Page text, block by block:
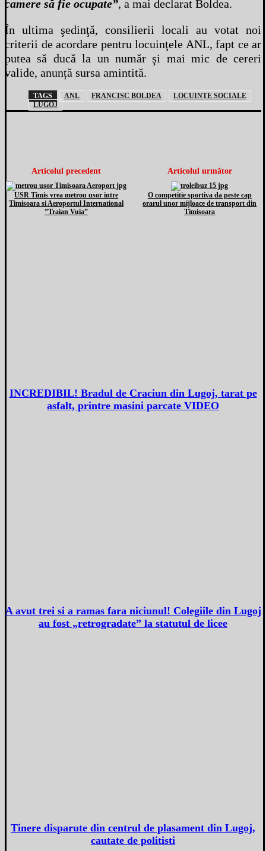
camere să fie ocupate”, a mai declarat Boldea.
În ultima şedinţă, consilierii locali au votat noi
criterii de acordare pentru locuinţele ANL, fapt ce ar
putea să ducă la un număr şi mai mic de cereri
valide, anunță sursa amintită.
TAGS ANL FRANCISC BOLDEA
LOCUINTE SOCIALE
LUGOJ
Articolul precedent
USR Timis vrea metrou usor intre
Timisoara si Aeroportul International
”Traian Vuia”
Articolul următor
O competitie sportiva da peste cap
orarul unor mijloace de transport din
Timisoara
INCREDIBIL! Bradul de Craciun din Lugoj, tarat pe
asfalt, printre masini parcate VIDEO
A avut trei si a ramas fara niciunul! Colegiile din Lugoj
au fost „retrogradate” la statutul de licee
Tinere disparute din centrul de plasament din Lugoj,
cautate de politisti